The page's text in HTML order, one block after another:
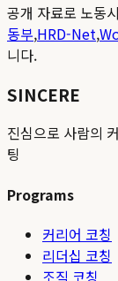
공개 자료로 노동
동부,HRD-Net,
니다.
SINCERE
진심으로 사람의
팅
Programs
커리어 코칭
리더십 코칭
조직 코칭